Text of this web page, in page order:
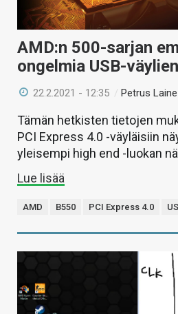
HAKU
AMD:n 500-sarjan
ongelmia USB-
22.2.2021 - 12:35 /Petrus Laine
Tämän hetkisten tietojen
PCI Express 4.0 -väyläisiin
yleisempi high end -luokan
Lue lisää
AMD B550 PCI Express 4.0